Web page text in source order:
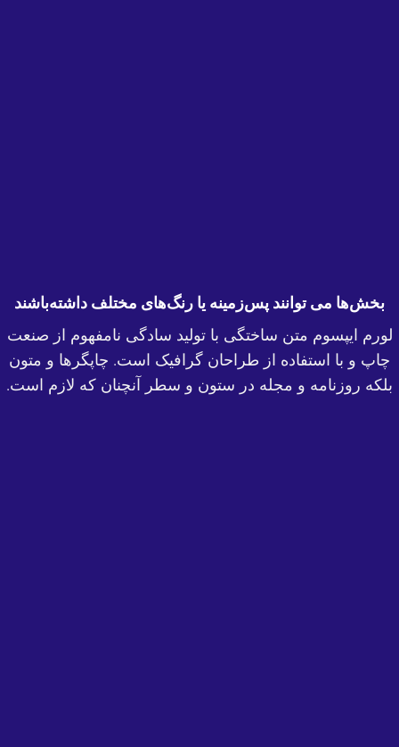
بخش‌ها می توانند پس‌زمینه یا رنگ‌های مختلف داشته‌باشند
لورم ایپسوم متن ساختگی با تولید سادگی نامفهوم از صنعت
چاپ و با استفاده از طراحان گرافیک است. چاپگرها و متون
بلکه روزنامه و مجله در ستون و سطر آنچنان که لازم است.